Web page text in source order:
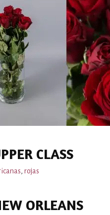
CLASS
, rojas
ORLEANS